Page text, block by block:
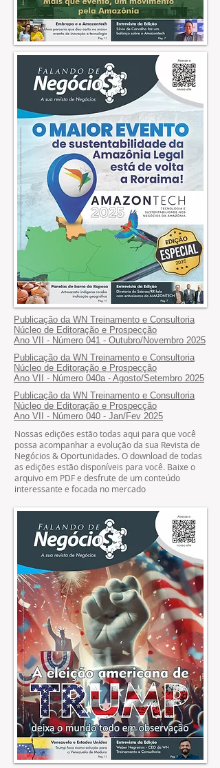
Publicação da WN Treinamento e Consultoria
Núcleo de Editoração e Prospecção
Ano VII - Número 041 - Outubro/Novembro 2025
Publicação da WN Treinamento e Consultoria
Núcleo de Editoração e Prospecção
Ano VII - Número 040a - Agosto/Setembro 2025
Publicação da WN Treinamento e Consultoria
Núcleo de Editoração e Prospecção
Ano VII - Número 040 - Jan/Fev 2025
Nossas edições estão todas aqui para que você
possa acompanhar a evolução da sua Revista de
Negócios & Oportunidades. O download de todas
as edições estão disponíveis para você. Baixe o
arquivo em PDF e desfrute de um conteúdo
interessante e focada no mercado